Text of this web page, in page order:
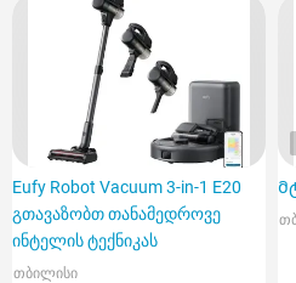
Eufy Robot Vacuum 3-in-1 E20
გთავაზობთ თანამედროვე
ინტელის ტექნიკას
თბილისი